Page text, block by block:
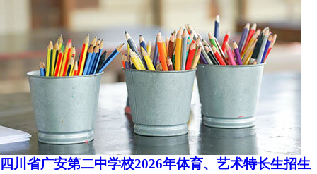
四川省广安第二中学校2026年体育、艺术特长生招生